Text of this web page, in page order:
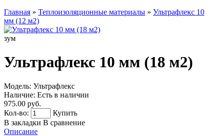
Главная » Теплоизоляционные материалы » Ультрафлекс 10
мм (12 м2)
зум
Ультрафлекс 10 мм (18 м2)
Модель: Ультрафлекс
Наличие: Есть в наличии
975.00 руб.
Кол-во:
Купить
В закладки В сравнение
Описание